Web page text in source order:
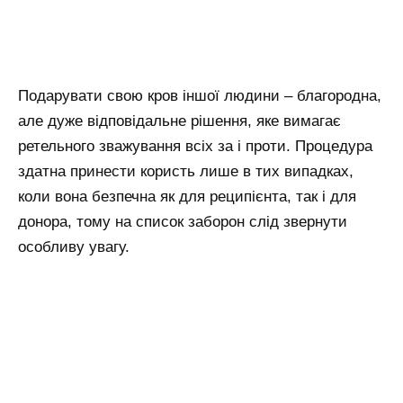
Подарувати свою кров іншої людини – благородна,
але дуже відповідальне рішення, яке вимагає
ретельного зважування всіх за і проти. Процедура
здатна принести користь лише в тих випадках,
коли вона безпечна як для реципієнта, так і для
донора, тому на список заборон слід звернути
особливу увагу.